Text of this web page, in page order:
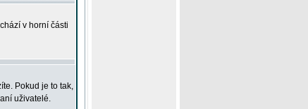
v horní části
Pokud je to tak,
uživatelé.